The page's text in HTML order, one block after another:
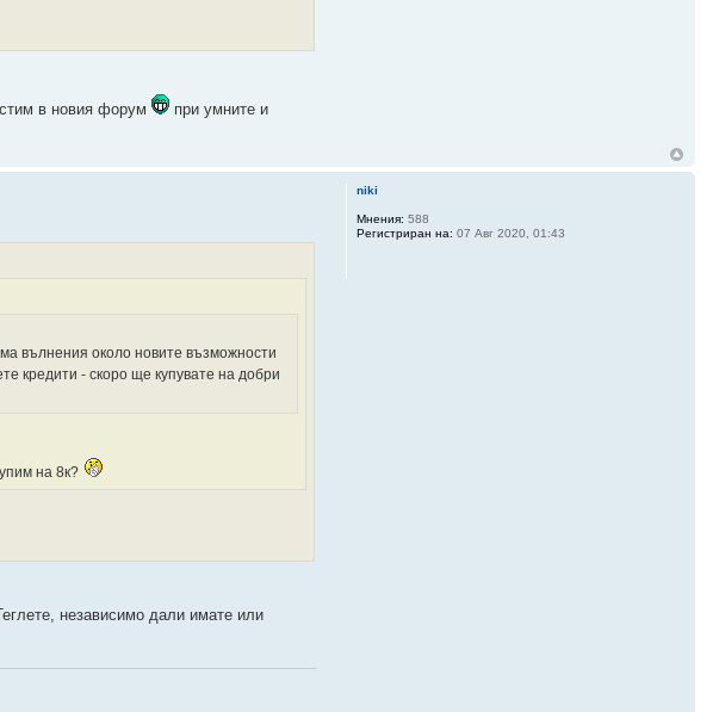
в новия форум
при умните и
вълнения около новите възможности
кредити - скоро ще купувате на добри
на 8к?
независимо дали имате или
niki
Мнения: 588
Регистриран на: 07 Авг 2020, 01:43